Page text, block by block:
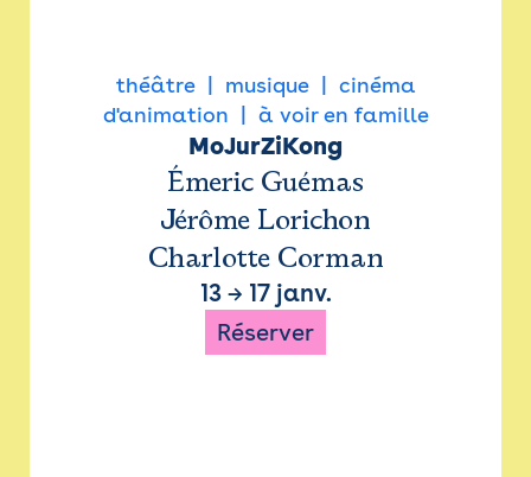
théâtre musique
cinéma
d'animation
à voir en famille
MoJurZiKong
Émeric Guémas
Jérôme Lorichon
Charlotte Corman
13→ 17 janv.
Réserver